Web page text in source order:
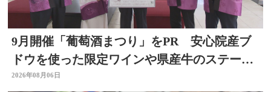
9月開催「葡萄酒まつり」をPR 安心院産ブ
ドウを使った限定ワインや県産牛のステーキ
など 大分
2026年08月06日